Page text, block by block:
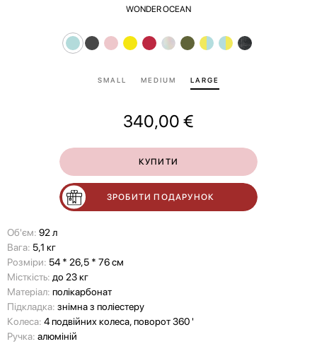
WONDER OCEAN
SMALL MEDIUM LARGE
340,00 €
КУПИТИ
ЗРОБИТИ ПОДАРУНОК
Об'єм: 92 л
Вага: 5,1 кг
Розміри: 54 * 26,5 * 76 см
Місткість: до 23 кг
Матеріал: полікарбонат
Підкладка: знімна з поліестеру
Колеса: 4 подвійних колеса, поворот 360 '
Ручка: алюміній